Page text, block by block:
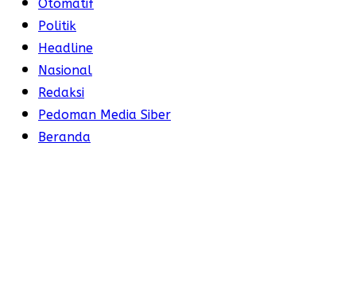
Otomatif
Politik
Headline
Nasional
Redaksi
Pedoman Media Siber
Beranda